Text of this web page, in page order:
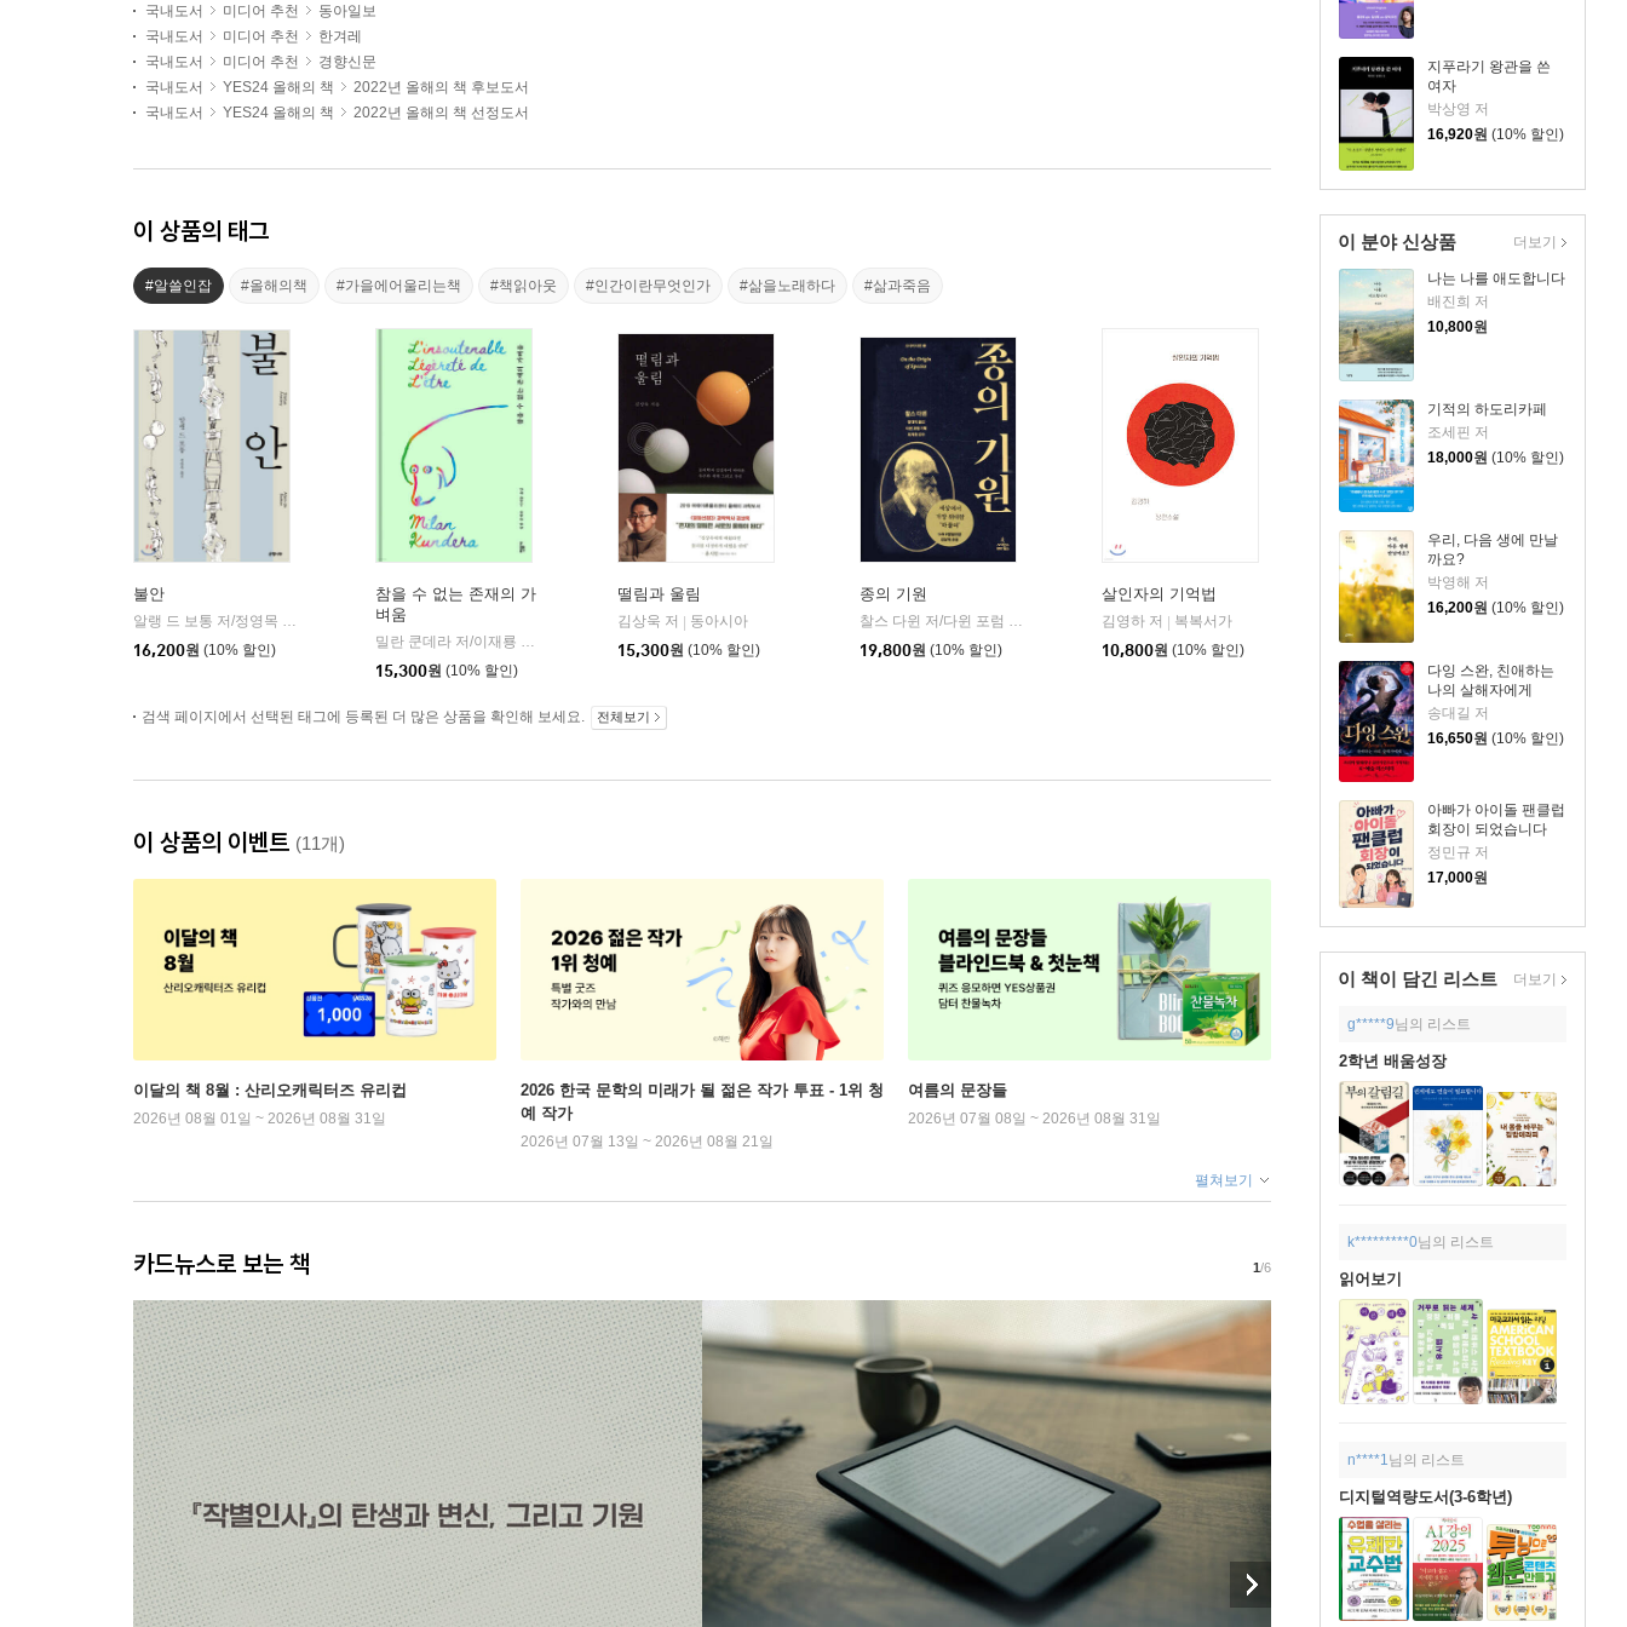
지푸라기 왕관을 쓴
여자
박상영 저
16,920원 (10% 할인)
이 분야 신상품
나는 나를 애도합니다
배진희 저
10,800원
기적의 하도리카페
조세핀 저
18,000원 (10% 할인)
우리, 다음 생에 만날
까요?
박영해 저
16,200원 (10% 할인)
다잉 스완, 친애하는
나의 살해자에게
송대길 저
16,650원 (10% 할인)
아빠가 아이돌 팬클럽
회장이 되었습니다
정민규 저
17,000원
더보기
이 책이 담긴 리스트 더보기
g*****9님의 리스트
2학년 배움성장
k*********0님의 리스트
읽어보기
n****1님의 리스트
디지털역량도서(3-6학년)
국내도서 미디어 추천
동아일보
국내도서
미디어 추천
한겨레
국내도서
미디어 추천
경향신문
국내도서
YES24 올해의 책
2022년 올해의 책 후보도서
국내도서
YES24 올해의 책 2022년 올해의 책 선정도서
이 상품의 태그
#알쓸인잡 #올해의책 #가을에어울리는책 #책읽아웃 #인간이란무엇인가 #삶을노래하다 #삶과죽음
불안
알랭 드 보통 저/정영목 역
16,200원 (10% 할인)
참을 수 없는 존재의 가
벼움
밀란 쿤데라 저/이재룡 역
15,300원 (10% 할인)
떨림과 울림
김상욱 저
동아시아
15,300원 (10% 할인)
종의 기원
찰스 다윈 저/다윈 포럼 기획/장대익 역/최재천 감수 | 사이언스북스
19,800원 (10% 할인)
살인자의 기억법
김영하 저
복복서가
10,800원 (10% 할인)
검색 페이지에서 선택된 태그에 등록된 더 많은 상품을 확인해 보세요. 전체보기
이 상품의 이벤트 (11개)
이달의 책 8월 : 산리오캐릭터즈 유리컵
2026년 08월 01일 ~ 2026년 08월 31일
2026 한국 문학의 미래가 될 젊은 작가 투표 - 1위 청
예 작가
2026년 07월 13일 ~ 2026년 08월 21일
여름의 문장들
2026년 07월 08일 ~ 2026년 08월 31일
펼쳐보기
카드뉴스로 보는 책 1/6